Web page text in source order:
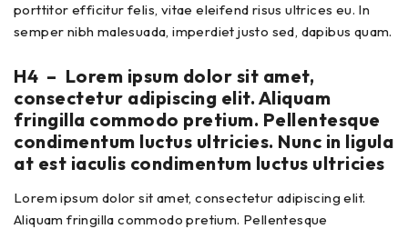
porttitor efficitur felis, vitae eleifend risus ultrices eu. In
semper nibh malesuada, imperdiet justo sed, dapibus quam.
H4 – Lorem ipsum dolor sit amet,
consectetur adipiscing elit. Aliquam
fringilla commodo pretium. Pellentesque
condimentum luctus ultricies. Nunc in ligula
at est iaculis condimentum luctus ultricies
Lorem ipsum dolor sit amet, consectetur adipiscing elit.
Aliquam fringilla commodo pretium. Pellentesque